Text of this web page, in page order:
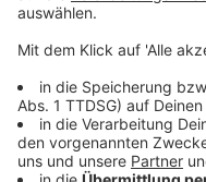
Anzeige
Der zweitägige
Saerbeck war für die
Lehrenden Teil eines
mit weiteren